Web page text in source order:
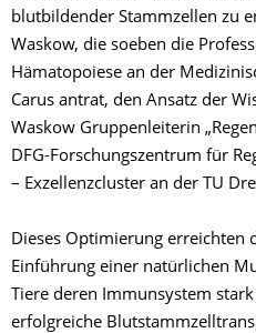
blutbildender Stammzellen zu
Waskow, die soeben die
Hämatopoiese an der
Carus antrat, den Ansatz der
Waskow Gruppenleiterin
DFG-Forschungszentrum für
– Exzellenzcluster an der TU
Dieses Optimierung erreichten
Einführung einer natürlichen
Tiere deren Immunsystem
erfolgreiche